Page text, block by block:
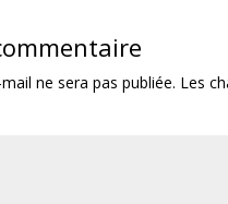
ne sera pas publiée. Les